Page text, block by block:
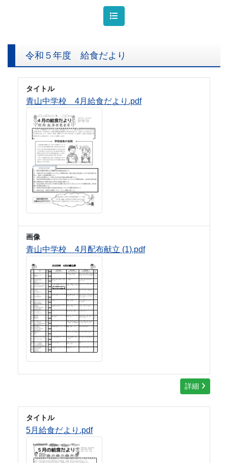
令和５年度 給食だより
タイトル
青山中学校 4月給食だより.pdf
画像
青山中学校 4月配布献立 (1).pdf
詳細
タイトル
5月給食だより.pdf